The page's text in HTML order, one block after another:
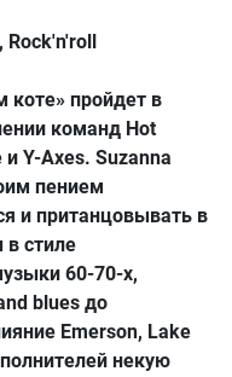
Rock'n'roll
коте» пройдет в
команд Hot
Y-Axes. Suzanna
пением
и пританцовывать в
в стиле
60-70-х,
blues до
Emerson, Lake
некую